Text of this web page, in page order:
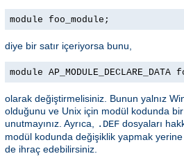
module foo_module;
diye bir satır içeriyorsa bunu,
module AP_MODULE_DECLARE_DATA
olarak değiştirmelisiniz. Bunun yalnız
olduğunu ve Unix için modül kodunda
unutmayınız. Ayrıca, .DEF dosyaları
modül kodunda değişiklik yapmak
de ihraç edebilirsiniz.